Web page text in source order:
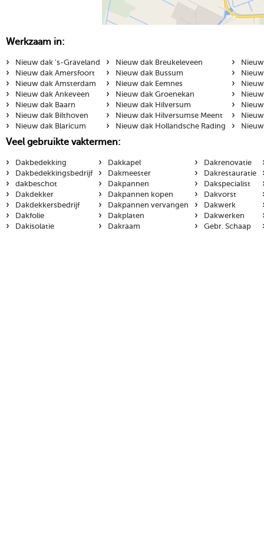
Werkzaam in:
›
Nieuw dak 's-Graveland
› Nieuw dak Amersfoort
› Nieuw dak Amsterdam
› Nieuw dak Ankeveen
› Nieuw dak Baarn
› Nieuw dak Bilthoven
› Nieuw dak Blaricum
› Nieuw dak Breukeleveen
› Nieuw dak Bussum
› Nieuw dak Eemnes
› Nieuw dak Groenekan
› Nieuw dak Hilversum
› Nieuw dak Hilversumse Meent
› Nieuw dak Hollandsche Rading
›
›
›
›
›
›
›
Veel gebruikte vaktermen:
›
Dakbedekking
› Dakbedekkingsbedrijf
› dakbeschot
› Dakdekker
› Dakdekkersbedrijf
› Dakfolie
› Dakisolatie
› Dakkapel
› Dakmeester
› Dakpannen
› Dakpannen kopen
› Dakpannen vervangen
› Dakplaten
› Dakraam
› Dakrenovatie
› Dakrestauratie
› Dakspecialist
› Dakvorst
› Dakwerk
› Dakwerken
› Gebr. Schaap